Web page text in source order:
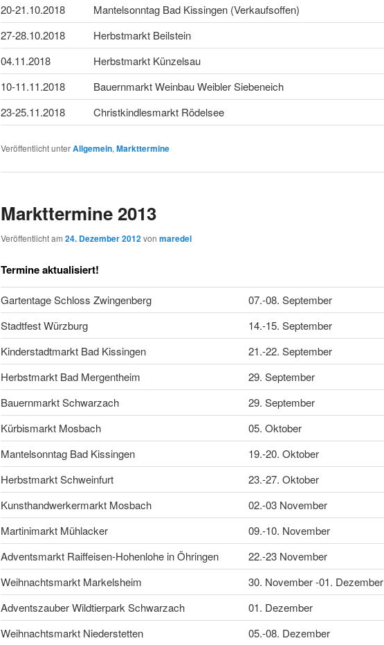
20-21.10.2018
Mantelsonntag Bad Kissingen (Verkaufsoffen)
27-28.10.2018
Herbstmarkt Beilstein
04.11.2018
Herbstmarkt Künzelsau
10-11.11.2018
Bauernmarkt Weinbau Weibler Siebeneich
23-25.11.2018
Christkindlesmarkt Rödelsee
Veröffentlicht unterAllgemein,Markttermine
Markttermine 2013
Veröffentlicht am 24. Dezember 2012von maredel
Termine aktualisiert!
Gartentage Schloss Zwingenberg
07.-08. September
Stadtfest Würzburg
14.-15. September
Kinderstadtmarkt Bad Kissingen
21.-22. September
Herbstmarkt Bad Mergentheim
29. September
Bauernmarkt Schwarzach
29. September
Kürbismarkt Mosbach
05. Oktober
Mantelsonntag Bad Kissingen
19.-20. Oktober
Herbstmarkt Schweinfurt
23.-27. Oktober
Kunsthandwerkermarkt Mosbach
02.-03 November
Martinimarkt Mühlacker
09.-10. November
Adventsmarkt Raiffeisen-Hohenlohe in Öhringen
22.-23 November
Weihnachtsmarkt Markelsheim
30. November -01. Dezember
Adventszauber Wildtierpark Schwarzach
01. Dezember
Weihnachtsmarkt Niederstetten
05.-08. Dezember